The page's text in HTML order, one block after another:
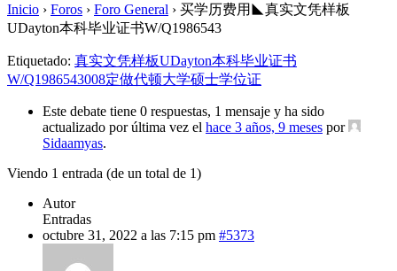
Inicio › Foros › Foro General › 买学历费用◣真实文凭样板
UDayton本科毕业证书W/Q1986543
Etiquetado: 真实文凭样板UDayton本科毕业证书
W/Q1986543008定做代顿大学硕士学位证
Este debate tiene 0 respuestas, 1 mensaje y ha sido
actualizado por última vez el hace 3 años, 9 meses por
Sidaamyas.
Viendo 1 entrada (de un total de 1)
Autor
Entradas
octubre 31, 2022 a las 7:15 pm #5373